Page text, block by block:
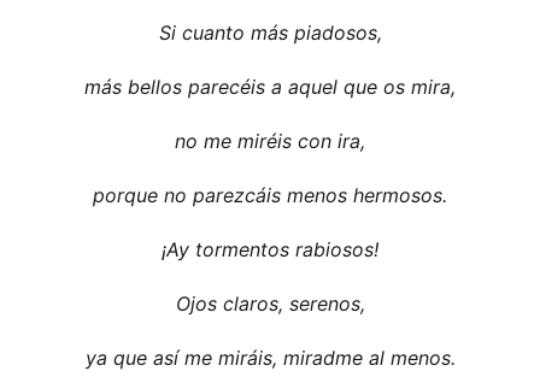
Si cuanto más piadosos,
más bellos parecéis a aquel que os mira,
no me miréis con ira,
porque no parezcáis menos hermosos.
¡Ay tormentos rabiosos!
Ojos claros, serenos,
ya que así me miráis, miradme al menos.